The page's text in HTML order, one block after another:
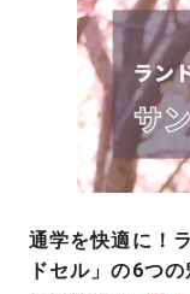
通学を快適に！
ドセル」の6つの